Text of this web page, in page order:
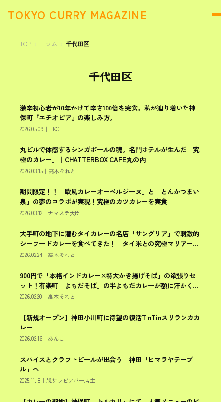
TOKYO CURRY MAGAZINE
TOP コラム 千代田区
千代田区
千代田区
激辛初心者が10年かけて辛さ100倍を完食。私が辿り着いた神
保町『エチオピア』の楽しみ方。
2026.05.09 ｜ TKC
千代田区
丸ビルで体感するシンガポールの魂。名門ホテルが生んだ「究
極のカレー」｜CHATTERBOX CAFE丸の内
2026.03.15 ｜ 高木それと
千代田区
期間限定！！「欧風カレーオーベルジーヌ」と「とんかつまい
泉」の夢のコラボが実現！究極のカツカレーを実食
2026.03.12 ｜ ナマステ大臣
千代田区
大手町の地下に潜むタイカレーの名店「サングリア」で刺激的
シーフードカレーを食べてきた！｜タイ米との究極マリアージ
ュに悶絶
2026.02.24 ｜ 高木それと
千代田区
900円で「本格インドカレー×特大かき揚げそば」の欲張りセ
ット！有楽町「よもだそば」の半よもだカレーが額に汗かく辛
さだった件
2026.02.20 ｜ 高木それと
千代田区
【新規オープン】神田小川町に待望の復活TinTinスリランカカ
レー
2026.02.16 ｜ あんこ
千代田区
スパイスとクラフトビールが出会う 神田「ヒマラヤテーブ
ル」へ
2025.11.18 ｜ 脱サラビアバー店主